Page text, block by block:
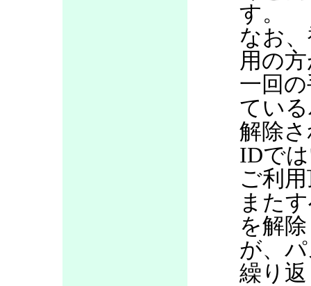
す。
なお
用の
一回
てい
解除
IDで
ご利
また
を解
が、
繰り